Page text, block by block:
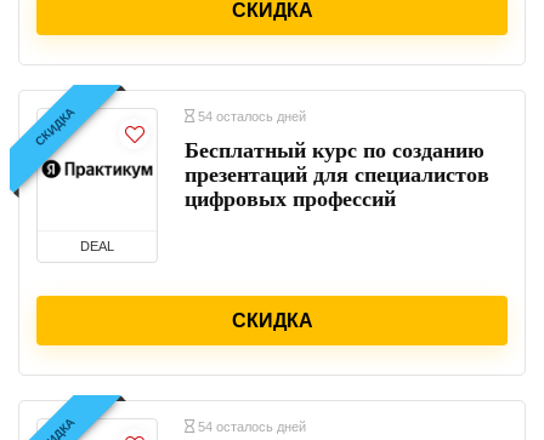
СКИДКА
СКИДКА
DEAL
54 осталось дней
Бесплатный курс по созданию
презентаций для специалистов
цифровых профессий
СКИДКА
54 осталось дней